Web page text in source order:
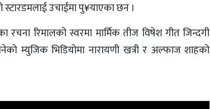
उचाईमा पु¥याएका छन ।
रिमालको स्वरमा मार्मिक तीज विषेश गीत जिन्दगी
म्युजिक भिडियोमा नारायणी खत्री र अल्फाज शाहको